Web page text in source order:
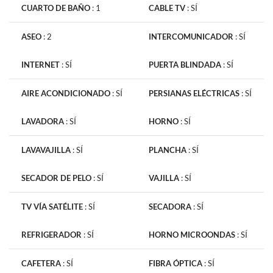
CUARTO DE BAÑO : 1
ASEO :2
CABLE TV :SÍ
INTERCOMUNICADOR :SÍ
INTERNET :SÍ
AIRE ACONDICIONADO :SÍ
PUERTA BLINDADA :SÍ
PERSIANAS ELÉCTRICAS :SÍ
LAVADORA :SÍ
LAVAVAJILLA :SÍ
HORNO :SÍ
PLANCHA :SÍ
SECADOR DE PELO :SÍ
TV VÍA SATÉLITE :SÍ
VAJILLA :SÍ
SECADORA :SÍ
REFRIGERADOR :SÍ
CAFETERA :SÍ
HORNO MICROONDAS :SÍ
FIBRA ÓPTICA :SÍ
vinculo. En todo momento dispone de un derecho de acceso, de
modificación, de rectificación y supresión.